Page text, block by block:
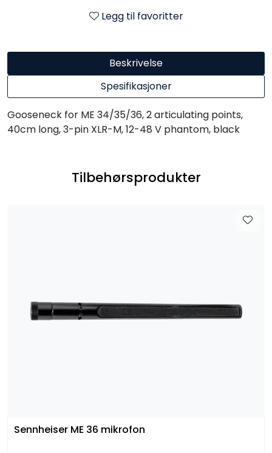
Legg til favoritter
Beskrivelse
Spesifikasjoner
Gooseneck for ME 34/35/36, 2 articulating points,
40cm long, 3-pin XLR-M, 12-48 V phantom, black
Tilbehørsprodukter
Sennheiser ME 36 mikrofon